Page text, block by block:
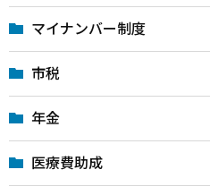
マイナンバー制度
市税
年金
医療費助成